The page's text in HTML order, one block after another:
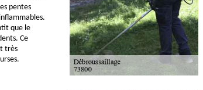
pentes
que le
Ce
très